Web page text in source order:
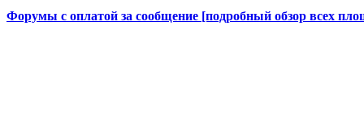
Форумы с оплатой за сообщение [подробный обзор всех